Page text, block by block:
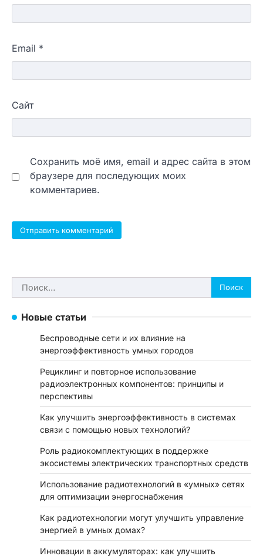
Email *
Сайт
Сохранить моё имя, email и адрес сайта в этом
браузере для последующих моих
комментариев.
Найти:
Новые статьи
Беспроводные сети и их влияние на
энергоэффективность умных городов
Рециклинг и повторное использование
радиоэлектронных компонентов: принципы и
перспективы
Как улучшить энергоэффективность в системах
связи с помощью новых технологий?
Роль радиокомплектующих в поддержке
экосистемы электрических транспортных средств
Использование радиотехнологий в «умных» сетях
для оптимизации энергоснабжения
Как радиотехнологии могут улучшить управление
энергией в умных домах?
Инновации в аккумуляторах: как улучшить